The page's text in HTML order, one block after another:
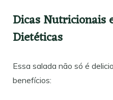
Dicas Nutricionais
Dietéticas
Essa salada não só é
benefícios: